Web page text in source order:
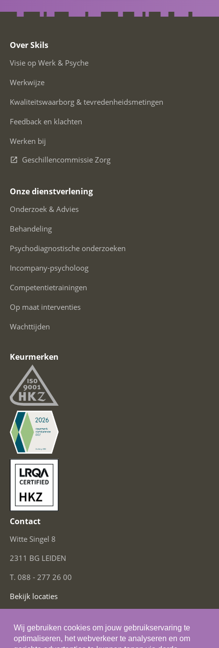
Over Skils
Visie op Werk & Psyche
Werkwijze
Kwaliteitswaarborg & tevredenheidsmetingen
Feedback en klachten
Werken bij
Geschillencommissie Zorg
Onze dienstverlening
Onderzoek & Advies
Behandeling
Psychodiagnostische onderzoeken
Incompany-psycholoog
Competentietrainingen
Op maat interventies
Wachttijden
Keurmerken
Contact
Witte Singel 8
2311 BG LEIDEN
T. 088 - 277 26 00
Bekijk locaties
Social Media
Wij gebruiken cookies om jouw gebruikservaring te
optimaliseren, het webverkeer te analyseren en om